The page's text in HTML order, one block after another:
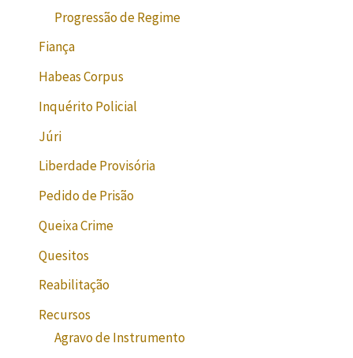
Progressão de Regime
Fiança
Habeas Corpus
Inquérito Policial
Júri
Liberdade Provisória
Pedido de Prisão
Queixa Crime
Quesitos
Reabilitação
Recursos
Agravo de Instrumento